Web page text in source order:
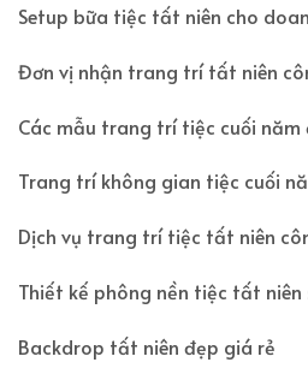
Setup bữa tiệc tất niên cho
Đơn vị nhận trang trí tất niên
Các mẫu trang trí tiệc cuối năm
Trang trí không gian tiệc cuối
Dịch vụ trang trí tiệc tất niên
Thiết kế phông nền tiệc tất
Backdrop tất niên đẹp giá rẻ